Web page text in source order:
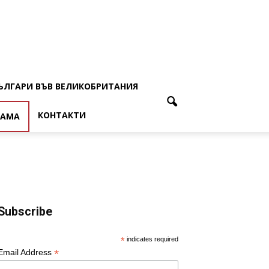
ВЪВ ВЕЛИКОБРИТАНИЯ
КОНТАКТИ
* indicates required
Address *